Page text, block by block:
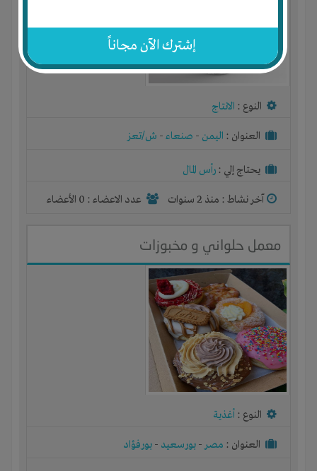
إشترك الآن مجاناً
النوع : الانتاج
العنوان : اليمن - صنعاء- ش/تعز
يحتاج إلي : رأس المال
آخر نشاط : منذ 2 سنوات عدد الاعضاء : 0 الأعضاء
معمل حلواني و مخبوزات
النوع : أغذية
العنوان : مصر- بورسعيد - بورفؤاد